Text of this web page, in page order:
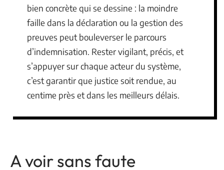
bien concrète qui se dessine : la moindre
faille dans la déclaration ou la gestion des
preuves peut bouleverser le parcours
d’indemnisation. Rester vigilant, précis, et
s’appuyer sur chaque acteur du système,
c’est garantir que justice soit rendue, au
centime près et dans les meilleurs délais.
A voir sans faute